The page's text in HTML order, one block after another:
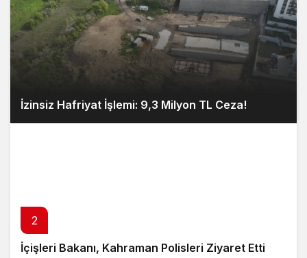
İzinsiz Hafriyat İşlemi: 9,3 Milyon TL Ceza!
2
İçişleri Bakanı, Kahraman Polisleri Ziyaret Etti